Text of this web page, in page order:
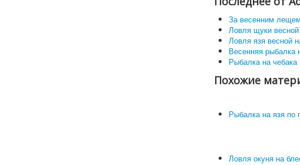
За весенним
Ловля щуки
Ловля язя весной
Весенняя рыбалка
Рыбалка на чебака
Похожие
Рыбалка на язя по
Ловля окуня на